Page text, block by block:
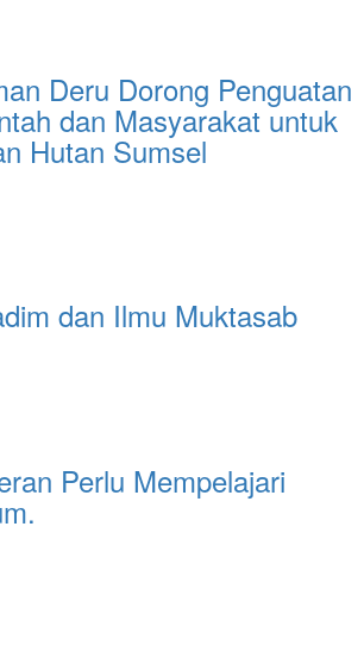
Deru Dorong Penguatan
dan Masyarakat untuk
Hutan Sumsel
dan Ilmu Muktasab
Perlu Mempelajari